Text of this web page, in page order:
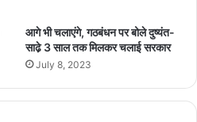
आगे भी चलाएंगे, गठबंधन पर बोले दुष्यंत-
साढे़ 3 साल तक मिलकर चलाई सरकार
July 8, 2023